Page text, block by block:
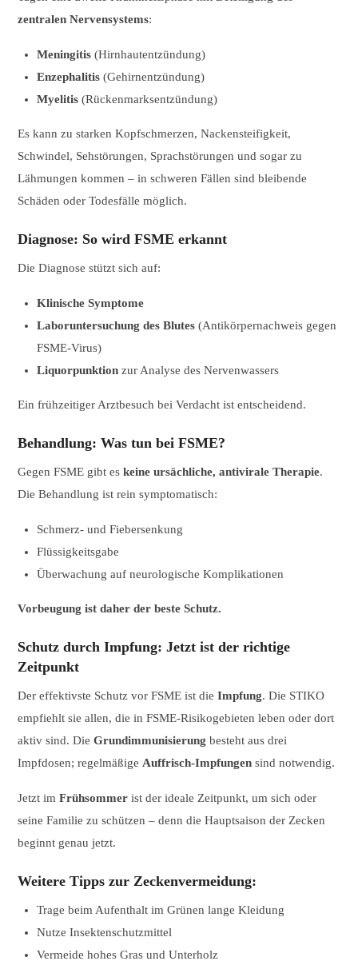
zentralen Nervensystems:
Meningitis (Hirnhautentzündung)
Enzephalitis (Gehirnentzündung)
Myelitis (Rückenmarksentzündung)
Es kann zu starken Kopfschmerzen, Nackensteifigkeit,
Schwindel, Sehstörungen, Sprachstörungen und sogar zu
Lähmungen kommen – in schweren Fällen sind bleibende
Schäden oder Todesfälle möglich.
Diagnose: So wird FSME erkannt
Die Diagnose stützt sich auf:
Klinische Symptome
Laboruntersuchung des Blutes (Antikörpernachweis gegen
FSME-Virus)
Liquorpunktion zur Analyse des Nervenwassers
Ein frühzeitiger Arztbesuch bei Verdacht ist entscheidend.
Behandlung: Was tun bei FSME?
Gegen FSME gibt eskeine ursächliche, antivirale Therapie.
Die Behandlung ist rein symptomatisch:
Schmerz- und Fiebersenkung
Flüssigkeitsgabe
Überwachung auf neurologische Komplikationen
Vorbeugung ist daher der beste Schutz.
Schutz durch Impfung: Jetzt ist der richtige
Zeitpunkt
Der effektivste Schutz vor FSME ist dieImpfung. Die STIKO
empfiehlt sie allen, die in FSME-Risikogebieten leben oder dort
aktiv sind. DieGrundimmunisierung besteht aus drei
Impfdosen; regelmäßige Auffrisch-Impfungen sind notwendig.
Jetzt imFrühsommer ist der ideale Zeitpunkt, um sich oder
seine Familie zu schützen – denn die Hauptsaison der Zecken
beginnt genau jetzt.
Weitere Tipps zur Zeckenvermeidung:
Trage beim Aufenthalt im Grünen lange Kleidung
Nutze Insektenschutzmittel
Vermeide hohes Gras und Unterholz